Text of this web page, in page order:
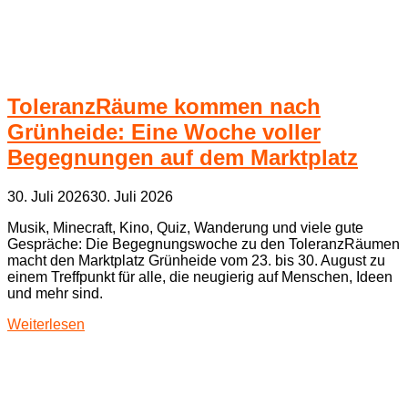
ToleranzRäume kommen nach
Grünheide: Eine Woche voller
Begegnungen auf dem Marktplatz
30. Juli 202630. Juli 2026
Musik, Minecraft, Kino, Quiz, Wanderung und viele gute
Gespräche: Die Begegnungswoche zu den ToleranzRäumen
macht den Marktplatz Grünheide vom 23. bis 30. August zu
einem Treffpunkt für alle, die neugierig auf Menschen, Ideen
und mehr sind.
Weiterlesen